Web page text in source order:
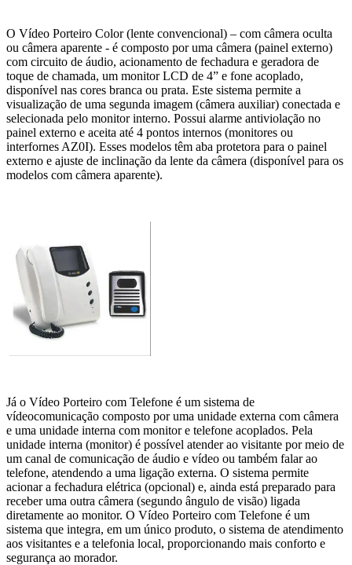
O Vídeo Porteiro Color (lente convencional) – com câmera oculta
ou câmera aparente - é composto por uma câmera (painel externo)
com circuito de áudio, acionamento de fechadura e geradora de
toque de chamada, um monitor LCD de 4” e fone acoplado,
disponível nas cores branca ou prata. Este sistema permite a
visualização de uma segunda imagem (câmera auxiliar) conectada e
selecionada pelo monitor interno. Possui alarme antiviolação no
painel externo e aceita até 4 pontos internos (monitores ou
interfornes AZ0I). Esses modelos têm aba protetora para o painel
externo e ajuste de inclinação da lente da câmera (disponível para os
modelos com câmera aparente).
Já o Vídeo Porteiro com Telefone é um sistema de
vídeocomunicação composto por uma unidade externa com câmera
e uma unidade interna com monitor e telefone acoplados. Pela
unidade interna (monitor) é possível atender ao visitante por meio de
um canal de comunicação de áudio e vídeo ou também falar ao
telefone, atendendo a uma ligação externa. O sistema permite
acionar a fechadura elétrica (opcional) e, ainda está preparado para
receber uma outra câmera (segundo ângulo de visão) ligada
diretamente ao monitor. O Vídeo Porteiro com Telefone é um
sistema que integra, em um único produto, o sistema de atendimento
aos visitantes e a telefonia local, proporcionando mais conforto e
segurança ao morador.